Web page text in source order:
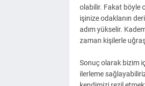
olabilir. Fakat böyle
işinize odaklanın
adım yükselir.
zaman kişilerle
Sonuç olarak bizim
ilerleme